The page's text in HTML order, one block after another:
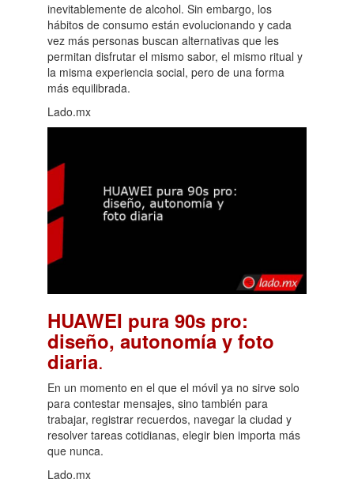
inevitablemente de alcohol. Sin embargo, los
hábitos de consumo están evolucionando y cada
vez más personas buscan alternativas que les
permitan disfrutar el mismo sabor, el mismo ritual y
la misma experiencia social, pero de una forma
más equilibrada.
Lado.mx
HUAWEI pura 90s pro:
diseño, autonomía y foto
diaria.
En un momento en el que el móvil ya no sirve solo
para contestar mensajes, sino también para
trabajar, registrar recuerdos, navegar la ciudad y
resolver tareas cotidianas, elegir bien importa más
que nunca.
Lado.mx